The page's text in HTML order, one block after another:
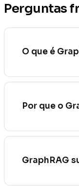
Perguntas
O que é
Por que o
GraphRAG